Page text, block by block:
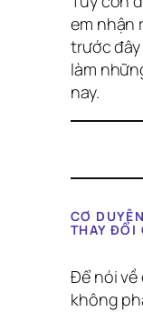
em nhận
trước
làm
nay.
CƠ
THAY ĐỔI
Để nói
không